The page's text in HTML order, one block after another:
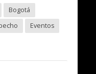
Bogotá
Eventos